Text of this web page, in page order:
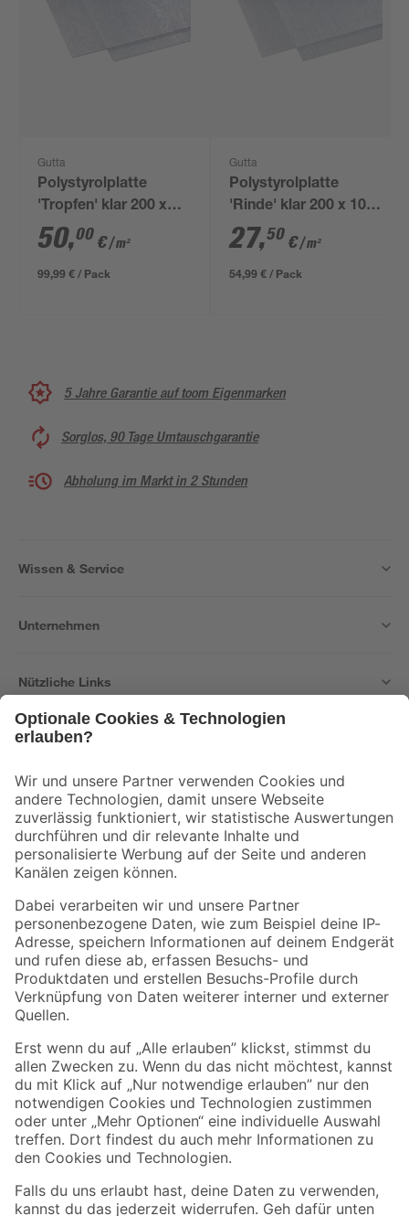
Gutta
Polystyrolplatte
'Tropfen' klar 200 x
100 x 0,5 cm
50,00 €/ m²
99,99 € / Pack
Gutta
Polystyrolplatte
'Rinde' klar 200 x 100
x 0,25 cm
27,50 €/ m²
54,99 € / Pack
5 Jahre Garantie auf toom Eigenmarken
Sorglos, 90 Tage Umtauschgarantie
Abholung im Markt in 2 Stunden
Wissen & Service
Unternehmen
Nützliche Links
Der toom Newsletter: Keine Angebote und Aktionen mehr verpassen!
Zur Newsletter Anmeldung
Folge uns
Zahlungsarten Versandarten
Sicher einkaufen
Jetzt die toom-App herunterladen